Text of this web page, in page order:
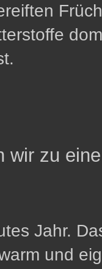
wir zu
Jahr.
und